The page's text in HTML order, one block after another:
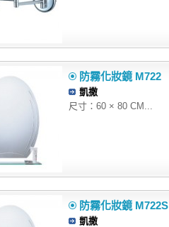
防霧化妝鏡 M722
凱撒
尺寸：60 × 80 CM...
防霧化妝鏡 M722S
凱撒